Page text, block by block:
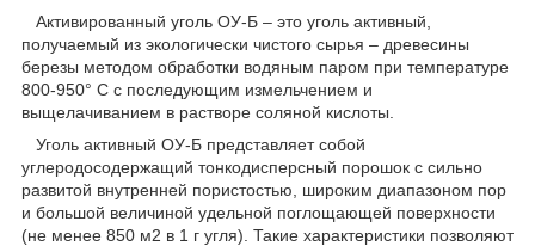
Активированный уголь ОУ-Б – это уголь активный,
получаемый из экологически чистого сырья – древесины
березы методом обработки водяным паром при температуре
800-950° C с последующим измельчением и
выщелачиванием в растворе соляной кислоты.
Уголь активный ОУ-Б представляет собой
углеродосодержащий тонкодисперсный порошок с сильно
развитой внутренней пористостью, широким диапазоном пор
и большой величиной удельной поглощающей поверхности
(не менее 850 м2 в 1 г угля). Такие характеристики позволяют